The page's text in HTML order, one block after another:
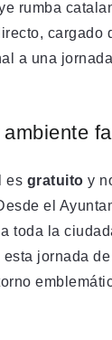
rumba
cargado
a una
es gratuito y
el
toda la
esta jornada de